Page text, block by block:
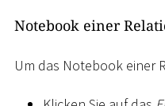
Notebook einer
Um das Notebook einer